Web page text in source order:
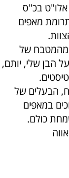
בכ"ס
מאפים
מהמטבח של
הבן שלי, יותם,
הבעלים של
במאפים
כולם.